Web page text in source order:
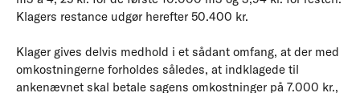
Klagers restance udgør herefter 50.400 kr.
Klager gives delvis medhold i et sådant omfang, at der med
omkostningerne forholdes således, at indklagede til
ankenævnet skal betale sagens omkostninger på 7.000 kr.,